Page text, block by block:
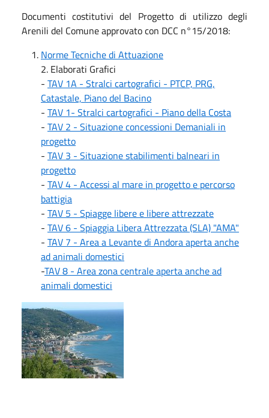
Documenti costitutivi del Progetto di utilizzo degli
Arenili del Comune approvato con DCC n°15/2018:
Norme Tecniche di Attuazione
2. Elaborati Grafici
- TAV 1A - Stralci cartografici - PTCP, PRG,
Catastale, Piano del Bacino
- TAV 1- Stralci cartografici - Piano della Costa
- TAV 2 - Situazione concessioni Demaniali in
progetto
- TAV 3 - Situazione stabilimenti balneari in
progetto
- TAV 4 - Accessi al mare in progetto e percorso
battigia
- TAV 5 - Spiagge libere e libere attrezzate
- TAV 6 - Spiaggia Libera Attrezzata (SLA) "AMA"
- TAV 7 - Area a Levante di Andora aperta anche
ad animali domestici
-TAV 8 - Area zona centrale aperta anche ad
animali domestici